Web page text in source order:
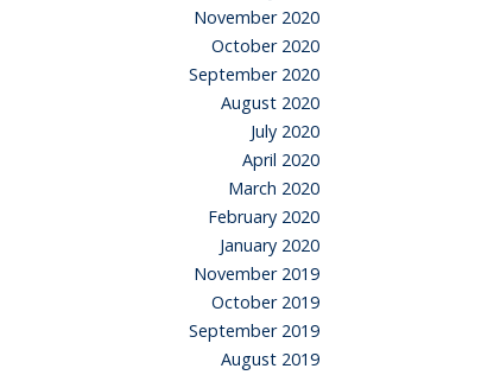
November 2020
October 2020
September 2020
August 2020
July 2020
April 2020
March 2020
February 2020
January 2020
November 2019
October 2019
September 2019
August 2019